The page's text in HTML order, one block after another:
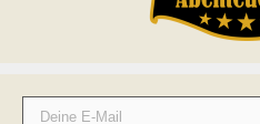
Deine E-Mail